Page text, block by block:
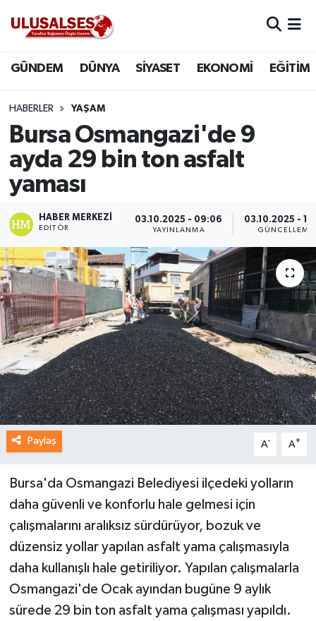
GÜNDEM DÜNYA SİYASET EKONOMİ EĞİTİM
HABERLER YAŞAM
Bursa Osmangazi'de 9
ayda 29 bin ton asfalt
yaması
HABER MERKEZI
EDITÖR
03.10.2025 - 09:06
YAYINLANMA
03.10.2025 -
GÜNCELLEME
Paylaş A- A+
Bursa'da Osmangazi Belediyesi ilçedeki yolların
daha güvenli ve konforlu hale gelmesi için
çalışmalarını aralıksız sürdürüyor, bozuk ve
düzensiz yollar yapılan asfalt yama çalışmasıyla
daha kullanışlı hale getiriliyor. Yapılan çalışmalarla
Osmangazi'de Ocak ayından bugüne 9 aylık
sürede 29 bin ton asfalt yama çalışması yapıldı.
DÜNYA
SİYASET
EKONOMİ
SAĞLIK
MAGAZİN
SPOR
Trafik Durumu
Süper Lig Puan Durumu ve Fikstür
Tüm Manşetler
Haber Arşivi